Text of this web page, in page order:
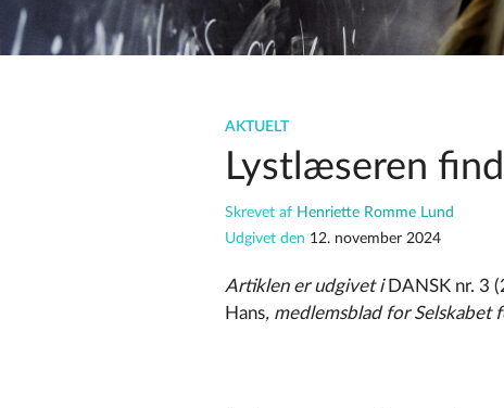
AKTUELT
Lystlæseren
Skrevet af Henriette Romme Lund
Udgivet den 12. november 2024
Artiklen er udgivet i DANSK nr. 3
Hans, medlemsblad for Selskabet